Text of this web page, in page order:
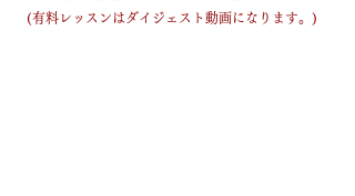
​(有料レッスンはダイジェスト動画になります。)